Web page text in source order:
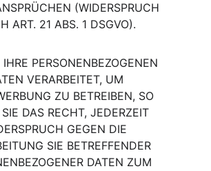
(WIDERSPRUCH
ART. 21 ABS. 1 DSGVO).
PERSONENBEZOGENEN
VERARBEITET, UM
ZU BETREIBEN, SO
DAS RECHT, JEDERZEIT
GEGEN DIE
SIE BETREFFENDER
DATEN ZUM